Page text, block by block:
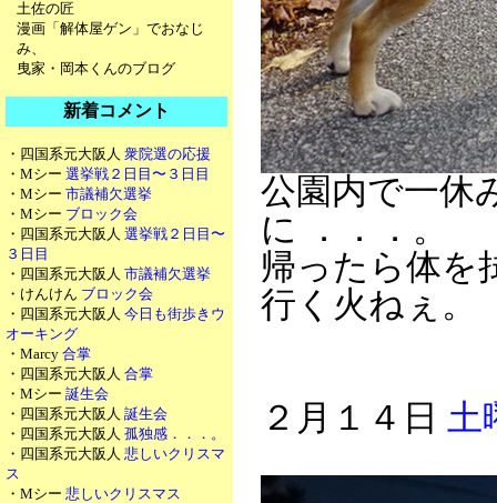
土佐の匠
漫画「解体屋ゲン」でおなじ
み、
曳家・岡本くんのブログ
新着コメント
・四国系元大阪人 衆院選の応援
・Mシー 選挙戦２日目〜３日目
・Mシー 市議補欠選挙
・Mシー ブロック会
・四国系元大阪人 選挙戦２日目〜
３日目
・四国系元大阪人 市議補欠選挙
・けんけん ブロック会
・四国系元大阪人 今日も街歩きウ
オーキング
・Marcy 合掌
・四国系元大阪人 合掌
・Mシー 誕生会
・四国系元大阪人 誕生会
・四国系元大阪人 孤独感．．．。
・四国系元大阪人 悲しいクリスマ
ス
・Mシー 悲しいクリスマス
公園内で一休
に ．．．。
帰ったら体を
行く火ねぇ。
２月１４日 土